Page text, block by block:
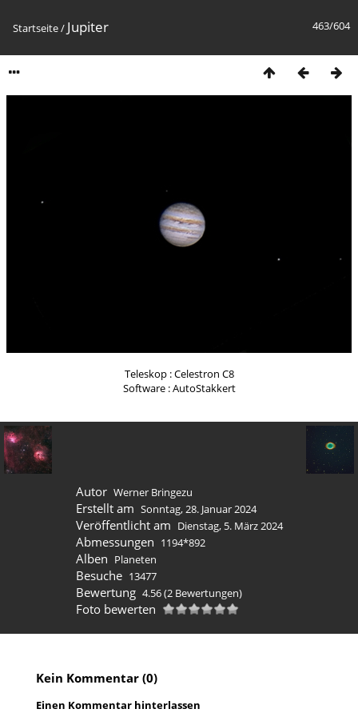
463/604
Startseite/ Jupiter
Teleskop : Celestron C8
Software : AutoStakkert
Autor Werner Bringezu
Erstellt am Sonntag, 28. Januar 2024
Veröffentlicht am Dienstag, 5. März 2024
Abmessungen 1194*892
Alben Planeten
Besuche 13477
Bewertung 4.56(2 Bewertungen)
Foto bewerten
Kein Kommentar (0)
Einen Kommentar hinterlassen